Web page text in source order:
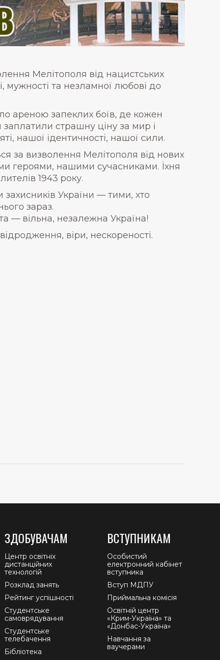
Мелітополя від нацистських
мужності та незламної любові до
ареною запеклих боїв, де кожен
заплатили страшну ціну за мир і
нашої ідентичності, нашої сили.
за визволення Мелітополя від нових
героями, нашими сучасниками. Їхня
1943 року.
України — тими, хто
зараз.
— вільна, незалежна Україна!
віри, нескореності.
ЗДОБУВАЧАМ
Центр освітніх
дистанційних
технологій
Розклад занять
Рейтинг успішності
Студентське
самоврядування
Студентське
телебачення
Бібліотека
ВСТУПНИКАМ
Особистий
електронний кабінет
вступника
Вступ МДПУ
Приймальна комісія
Освітній центр
«Крим-Україна» та
«Донбас-Україна»
Навчання за
ваучерами